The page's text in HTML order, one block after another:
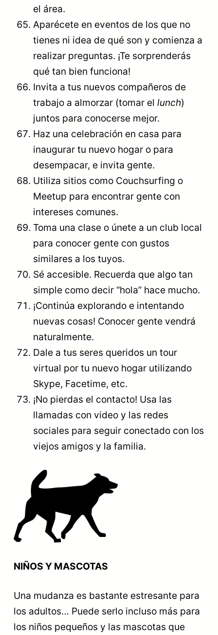
el área.
Aparécete en eventos de los que no
tienes ni idea de qué son y comienza a
realizar preguntas. ¡Te sorprenderás
qué tan bien funciona!
Invita a tus nuevos compañeros de
trabajo a almorzar (tomar el lunch)
juntos para conocerse mejor.
Haz una celebración en casa para
inaugurar tu nuevo hogar o para
desempacar, e invita gente.
Utiliza sitios como Couchsurfing o
Meetup para encontrar gente con
intereses comunes.
Toma una clase o únete a un club local
para conocer gente con gustos
similares a los tuyos.
Sé accesible. Recuerda que algo tan
simple como decir “hola” hace mucho.
¡Continúa explorando e intentando
nuevas cosas! Conocer gente vendrá
naturalmente.
Dale a tus seres queridos un tour
virtual por tu nuevo hogar utilizando
Skype, Facetime, etc.
¡No pierdas el contacto! Usa las
llamadas con video y las redes
sociales para seguir conectado con los
viejos amigos y la familia.
NIÑOS Y MASCOTAS
Una mudanza es bastante estresante para
los adultos… Puede serlo incluso más para
los niños pequeños y las mascotas que